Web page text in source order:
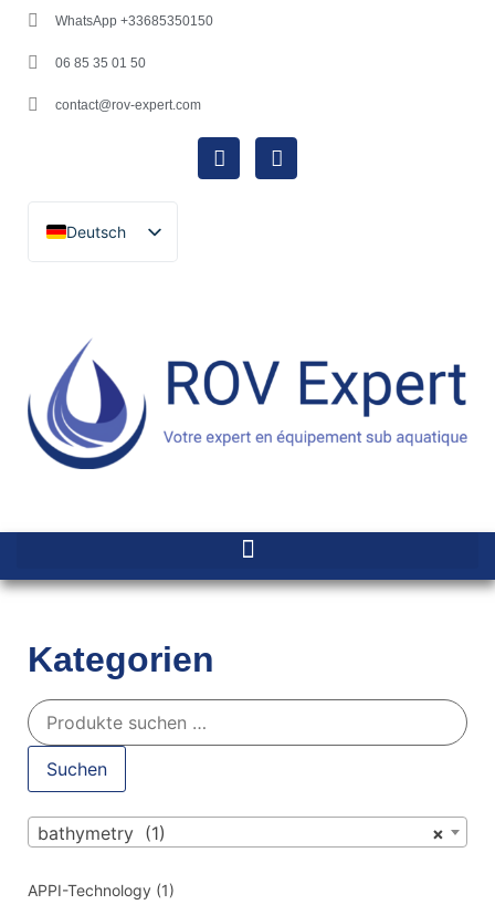
WhatsApp +33685350150
06 85 35 01 50
contact@rov-expert.com
Deutsch
Français
Español
Català
Português
Italiano
Kategorien
Suchen
×
bathymetry (1)
APPI-Technology (1)